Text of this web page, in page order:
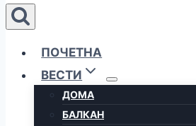
ПОЧЕТНА
ВЕСТИ
ДОМА
БАЛКАН